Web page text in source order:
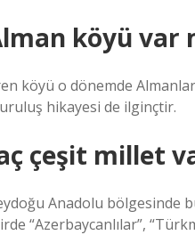
köyü var
köyü o dönemde
hikayesi de ilginçtir.
çeşit millet
Anadolu bölgesinde
“Azerbaycanlılar”,